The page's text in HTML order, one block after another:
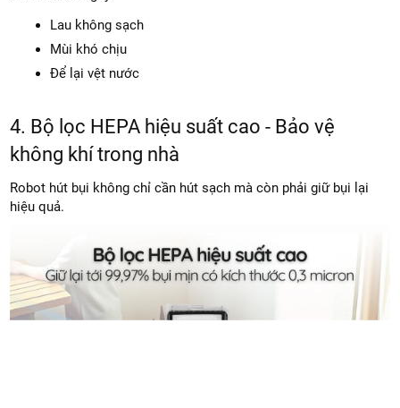
Lau không sạch
Mùi khó chịu
Để lại vệt nước
4. Bộ lọc HEPA hiệu suất cao - Bảo vệ
không khí trong nhà
Robot hút bụi không chỉ cần hút sạch mà còn phải giữ bụi lại
hiệu quả.